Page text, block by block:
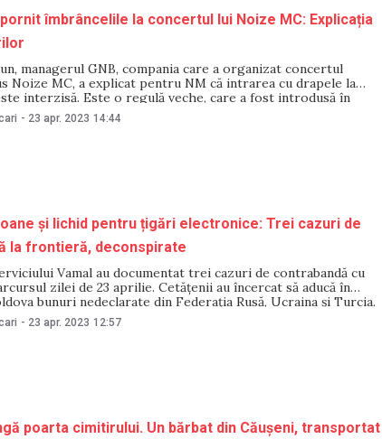
îmbrâncelile la concertul lui Noize MC: Explicația
managerul GNB, compania care a organizat concertul
Noize MC, a explicat pentru NM că intrarea cu drapele la
interzisă. Este o regulă veche, care a fost introdusă în
motive de securitate. Responsabilii din cadrul companiei
vor analiza motivele care au
- 23 apr. 2023 14:44
și lichid pentru țigări electronice: Trei cazuri de
la frontieră, deconspirate
Vamal au documentat trei cazuri de contrabandă cu
zilei de 23 aprilie. Cetățenii au încercat să aducă în
bunuri nedeclarate din Federația Rusă, Ucraina și Turcia.
ridicate și sunt pasibile confiscării, iar persoanele
riscă să fie sancționate contravențional. Telefoane
- 23 apr. 2023 12:57
poarta cimitirului. Un bărbat din Căușeni, transportat